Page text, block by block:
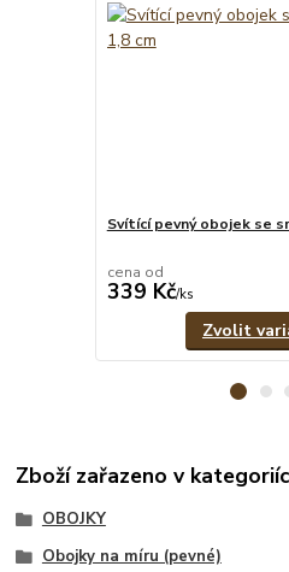
Svítící pevný obojek se
cena od
339 Kč/ks
Zvolit
Zboží zařazeno v
OBOJKY
Obojky na míru (pevné)